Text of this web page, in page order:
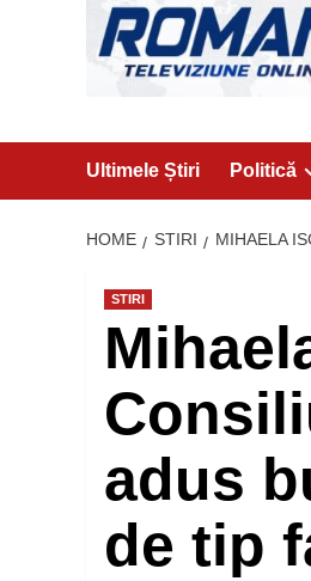
Ultimele Știri Politică
HOME STIRI MIHAELA
STIRI
adus
de tip